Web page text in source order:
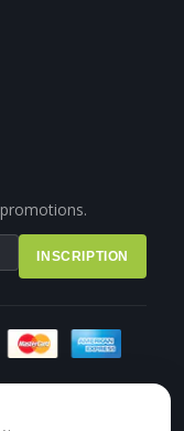
INSCRIPTION